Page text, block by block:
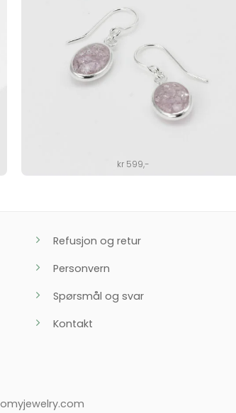
kr 599,-
Refusjon og retur
Personvern
Spørsmål og svar
Kontakt